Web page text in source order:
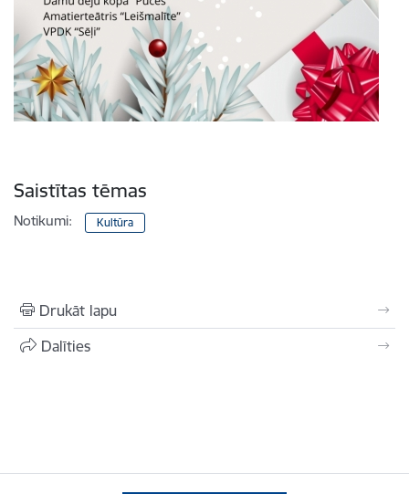
Saistītas tēmas
Notikumi: Kultūra
Drukāt lapu
Dalīties